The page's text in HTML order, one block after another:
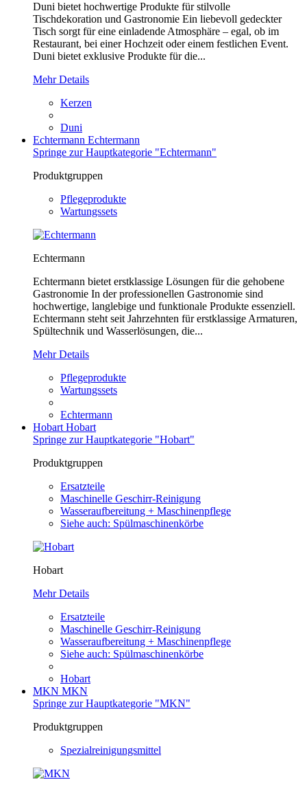
Duni bietet hochwertige Produkte für stilvolle
Tischdekoration und Gastronomie Ein liebevoll gedeckter
Tisch sorgt für eine einladende Atmosphäre – egal, ob im
Restaurant, bei einer Hochzeit oder einem festlichen Event.
Duni bietet exklusive Produkte für die...
Mehr Details
Kerzen
Duni
Echtermann Echtermann
Springe zur Hauptkategorie "Echtermann"
Produktgruppen
Pflegeprodukte
Wartungssets
Echtermann
Echtermann bietet erstklassige Lösungen für die gehobene
Gastronomie In der professionellen Gastronomie sind
hochwertige, langlebige und funktionale Produkte essenziell.
Echtermann steht seit Jahrzehnten für erstklassige Armaturen,
Spültechnik und Wasserlösungen, die...
Mehr Details
Pflegeprodukte
Wartungssets
Echtermann
Hobart Hobart
Springe zur Hauptkategorie "Hobart"
Produktgruppen
Ersatzteile
Maschinelle Geschirr-Reinigung
Wasseraufbereitung + Maschinenpflege
Siehe auch: Spülmaschinenkörbe
Hobart
Mehr Details
Ersatzteile
Maschinelle Geschirr-Reinigung
Wasseraufbereitung + Maschinenpflege
Siehe auch: Spülmaschinenkörbe
Hobart
MKN MKN
Springe zur Hauptkategorie "MKN"
Produktgruppen
Spezialreinigungsmittel